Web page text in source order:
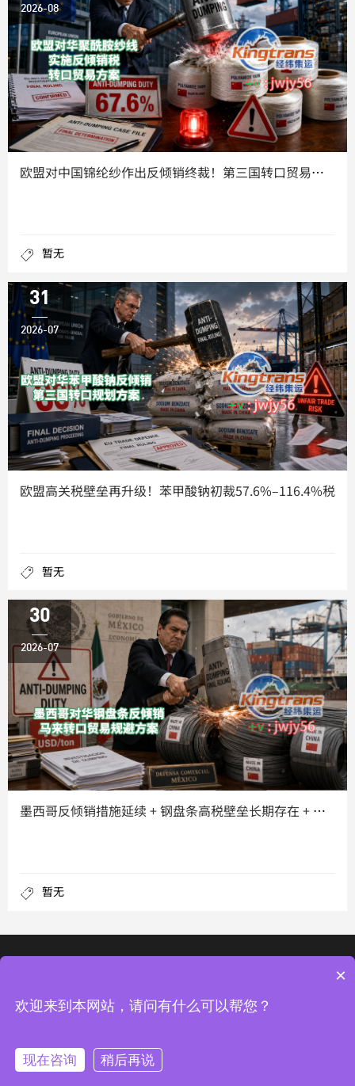
2026-08
欧盟对中国锦纶纱作出反倾销终裁！第三国转口贸易能否稳住市场份
暂无
31
2026-07
欧盟高关税壁垒再升级！苯甲酸钠初裁57.6%–116.4%税
暂无
30
2026-07
墨西哥反倾销措施延续 + 钢盘条高税壁垒长期存在 + 第三国
暂无

×
欢迎来到本网站，请问有什么可以帮您？
现在咨询 稍后再说